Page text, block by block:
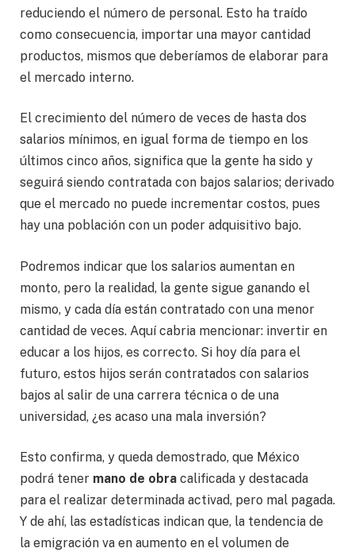
reduciendo el número de personal. Esto ha traído
como consecuencia, importar una mayor cantidad
productos, mismos que deberíamos de elaborar para
el mercado interno.
El crecimiento del número de veces de hasta dos
salarios mínimos, en igual forma de tiempo en los
últimos cinco años, significa que la gente ha sido y
seguirá siendo contratada con bajos salarios; derivado
que el mercado no puede incrementar costos, pues
hay una población con un poder adquisitivo bajo.
Podremos indicar que los salarios aumentan en
monto, pero la realidad, la gente sigue ganando el
mismo, y cada día están contratado con una menor
cantidad de veces. Aquí cabria mencionar: invertir en
educar a los hijos, es correcto. Si hoy día para el
futuro, estos hijos serán contratados con salarios
bajos al salir de una carrera técnica o de una
universidad, ¿es acaso una mala inversión?
Esto confirma, y queda demostrado, que México
podrá tener mano de obra calificada y destacada
para el realizar determinada activad, pero mal pagada.
Y de ahí, las estadísticas indican que, la tendencia de
la emigración va en aumento en el volumen de